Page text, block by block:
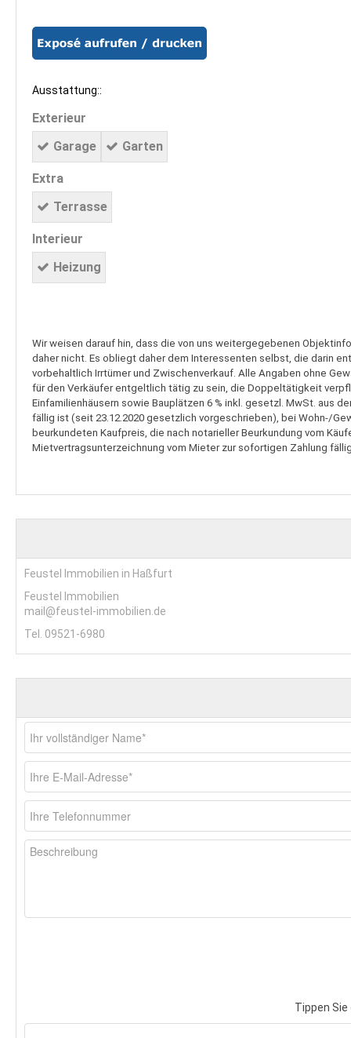
Ausstattung::
Exterieur
Garage
Garten
Extra
Terrasse
Interieur
Heizung
Wir weisen darauf hin, dass die von uns weitergegebenen
daher nicht. Es obliegt daher dem Interessenten selbst, die darin
vorbehaltlich Irrtümer und Zwischenverkauf. Alle Angaben ohne
für den Verkäufer entgeltlich tätig zu sein, die Doppeltätigkeit
Einfamilienhäusern sowie Bauplätzen 6 % inkl. gesetzl. MwSt. aus
fällig ist (seit 23.12.2020 gesetzlich vorgeschrieben), bei Wohn-/
beurkundeten Kaufpreis, die nach notarieller Beurkundung vom
Mietvertragsunterzeichnung vom Mieter zur sofortigen Zahlung
Feustel Immobilien in Haßfurt
Feustel Immobilien
mail@feustel-immobilien.de
Tel. 09521-6980
Tippen Sie